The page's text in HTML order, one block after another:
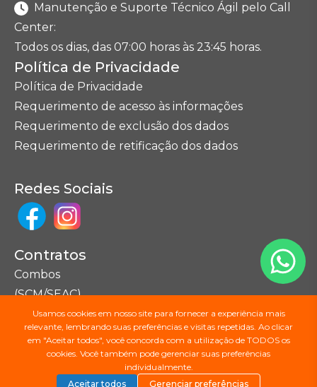
Usamos cookies em nosso site para fornecer a experiência mais
relevante, lembrando suas preferências e visitas repetidas. Ao clicar
em "Aceitar todos", você concorda com a utilização de TODOS os
cookies. Você também pode gerenciar suas preferências
individualmente.
Aceitar todos
Gerenciar preferências
Manutenção e Suporte Técnico Ágil pelo Call
Center:
Todos os dias, das 07:00 horas às 23:45 horas.
Política de Privacidade
Política de Privacidade
Requerimento de acesso às informações
Requerimento de exclusão dos dados
Requerimento de retificação dos dados
Redes Sociais
Contratos
Combos
(SCM/SEAC)
Seções do Site
Mapa do Site